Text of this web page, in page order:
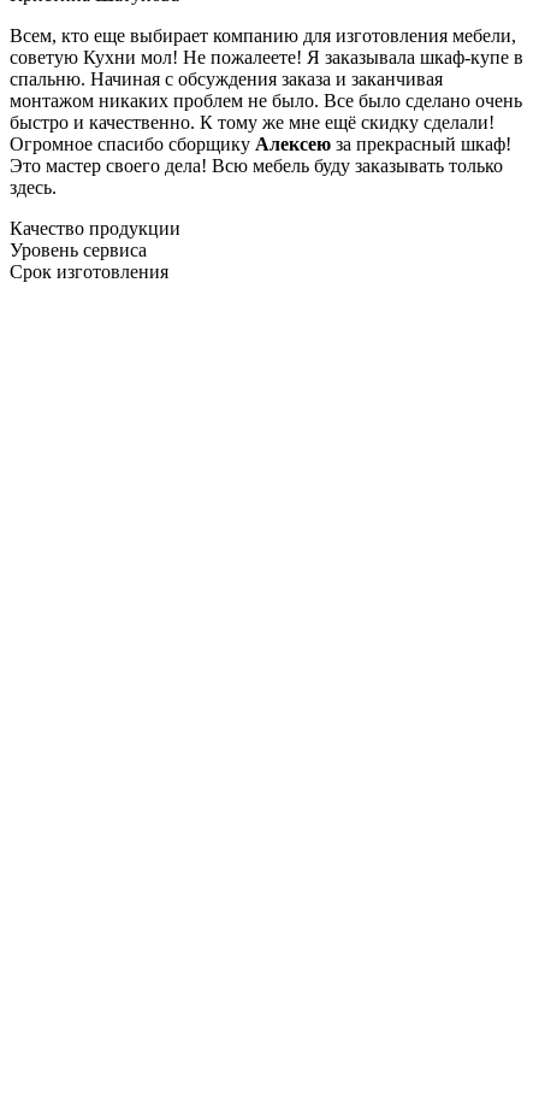
Всем, кто еще выбирает компанию для изготовления мебели,
советую Кухни мол! Не пожалеете! Я заказывала шкаф-купе в
спальню. Начиная с обсуждения заказа и заканчивая
монтажом никаких проблем не было. Все было сделано очень
быстро и качественно. К тому же мне ещё скидку сделали!
Огромное спасибо сборщику Алексею за прекрасный шкаф!
Это мастер своего дела! Всю мебель буду заказывать только
здесь.
Качество продукции
Уровень сервиса
Срок изготовления